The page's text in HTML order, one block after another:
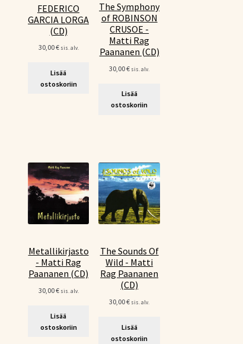
FEDERICO
GARCIA LORGA
(CD)
30,00€ sis. alv.
Lisää
ostoskoriin
The Symphony
of ROBINSON
CRUSOE -
Matti Rag
Paananen (CD)
30,00€ sis. alv.
Lisää
ostoskoriin
Metallikirjasto
- Matti Rag
Paananen (CD)
30,00€ sis. alv.
Lisää
ostoskoriin
The Sounds Of
Wild - Matti
Rag Paananen
(CD)
30,00€ sis. alv.
Lisää
ostoskoriin